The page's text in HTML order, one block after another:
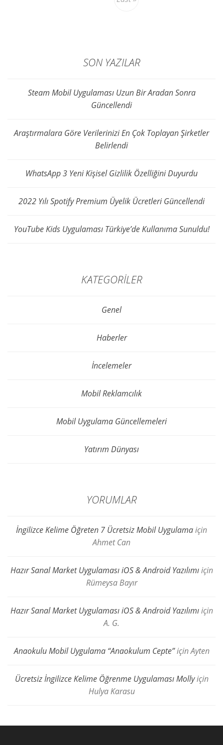
SON YAZILAR
Steam Mobil Uygulaması Uzun Bir Aradan Sonra
Güncellendi
Araştırmalara Göre Verilerinizi En Çok Toplayan Şirketler
Belirlendi
WhatsApp 3 Yeni Kişisel Gizlilik Özelliğini Duyurdu
2022 Yılı Spotify Premium Üyelik Ücretleri Güncellendi
YouTube Kids Uygulaması Türkiye’de Kullanıma Sunuldu!
KATEGORILER
Genel
Haberler
İncelemeler
Mobil Reklamcılık
Mobil Uygulama Güncellemeleri
Yatırım Dünyası
YORUMLAR
İngilizce Kelime Öğreten 7 Ücretsiz Mobil Uygulamaiçin
Ahmet Can
Hazır Sanal Market Uygulaması iOS & Android Yazılımıiçin
Rümeysa Bayır
Hazır Sanal Market Uygulaması iOS & Android Yazılımıiçin
A. G.
Anaokulu Mobil Uygulama “Anaokulum Cepte”içinAyten
Ücretsiz İngilizce Kelime Öğrenme Uygulaması Mollyiçin
Hulya Karasu